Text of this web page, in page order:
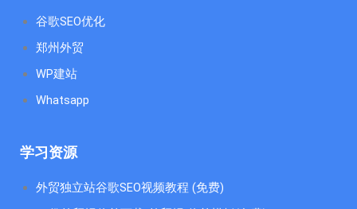
谷歌SEO优化
郑州外贸
WP建站
Whatsapp
学习资源
外贸独立站谷歌SEO视频教程 (免费)